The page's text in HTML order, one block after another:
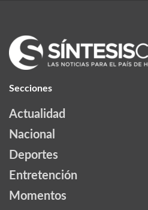
Secciones
Actualidad
Nacional
Deportes
Entretención
Momentos